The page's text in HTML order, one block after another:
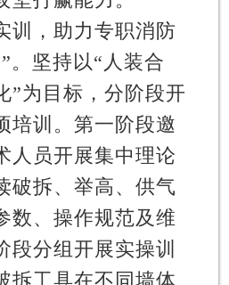
训，助力专职消防
坚持以“人装合
”为目标，分阶段开
培训。第一阶段邀
人员开展集中理论
破拆、举高、供气
数、操作规范及维
段分组开展实操训
拆工具在不同墙体